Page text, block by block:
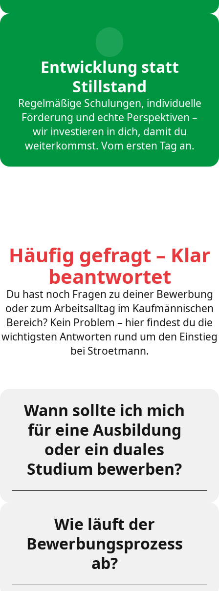
Entwicklung statt
Stillstand
Regelmäßige Schulungen, individuelle
Förderung und echte Perspektiven –
wir investieren in dich, damit du
weiterkommst. Vom ersten Tag an.
Häufig gefragt – Klar
beantwortet
Du hast noch Fragen zu deiner Bewerbung
oder zum Arbeitsalltag im Kaufmännischen
Bereich? Kein Problem – hier findest du die
wichtigsten Antworten rund um den Einstieg
bei Stroetmann.
Wann sollte ich mich
für eine Ausbildung
oder ein duales
Studium bewerben?
Wie läuft der
Bewerbungsprozess
ab?